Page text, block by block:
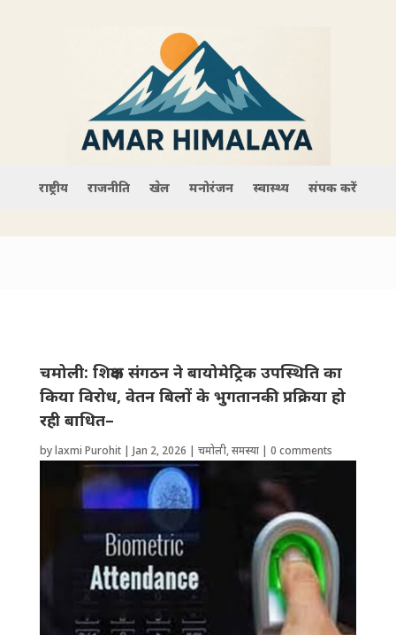
राष्ट्रीय राजनीति खेल मनोरंजन स्वास्थ्य संपर्क करें
चमोली: ​शिक्षक संगठन ने बायोमेट्रिक उपस्थिति का
किया विरोध, वेतन बिलों के भुगतानकी प्रक्रिया हो
रही बा​धित–
bylaxmi Purohit| Jan 2, 2026 | चमोली,समस्या| 0 comments